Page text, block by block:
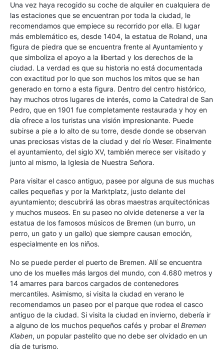
Una vez haya recogido su coche de alquiler en cualquiera de
las estaciones que se encuentran por toda la ciudad, le
recomendamos que empiece su recorrido por ella. El lugar
más emblemático es, desde 1404, la estatua de Roland, una
figura de piedra que se encuentra frente al Ayuntamiento y
que simboliza el apoyo a la libertad y los derechos de la
ciudad. La verdad es que su historia no está documentada
con exactitud por lo que son muchos los mitos que se han
generado en torno a esta figura. Dentro del centro histórico,
hay muchos otros lugares de interés, como la Catedral de San
Pedro, que en 1901 fue completamente restaurada y hoy en
día ofrece a los turistas una visión impresionante. Puede
subirse a pie a lo alto de su torre, desde donde se observan
unas preciosas vistas de la ciudad y del río Weser. Finalmente
el ayuntamiento, del siglo XV, también merece ser visitado y
junto al mismo, la Iglesia de Nuestra Señora.
Para visitar el casco antiguo, pasee por alguna de sus muchas
calles pequeñas y por la Marktplatz, justo delante del
ayuntamiento; descubrirá las obras maestras arquitectónicas
y muchos museos. En su paseo no olvide detenerse a ver la
estatua de los famosos músicos de Bremen (un burro, un
perro, un gato y un gallo) que siempre causan emoción,
especialmente en los niños.
No se puede perder el puerto de Bremen. Allí se encuentra
uno de los muelles más largos del mundo, con 4.680 metros y
14 amarres para barcos cargados de contenedores
mercantiles. Asimismo, si visita la ciudad en verano le
recomendamos un paseo por el parque que rodea el casco
antiguo de la ciudad. Si visita la ciudad en invierno, debería ir
a alguno de los muchos pequeños cafés y probar el Bremen
Klaben, un popular pastelito que no debe ser olvidado en un
día de turismo.